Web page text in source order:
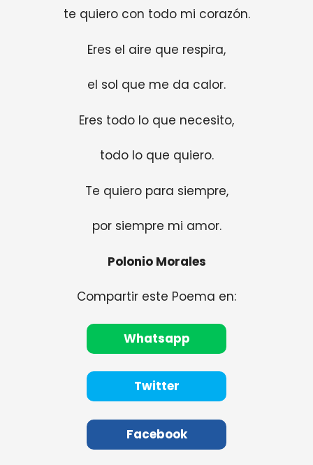
te quiero con todo mi corazón.
Eres el aire que respira,
el sol que me da calor.
Eres todo lo que necesito,
todo lo que quiero.
Te quiero para siempre,
por siempre mi amor.
Polonio Morales
Compartir este Poema en:
Whatsapp
Twitter
Facebook